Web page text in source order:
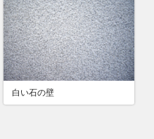
白い石の壁